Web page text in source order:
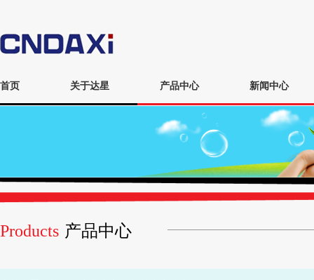
首页 关于达星 产品中心 新闻中心
Products 产品中心